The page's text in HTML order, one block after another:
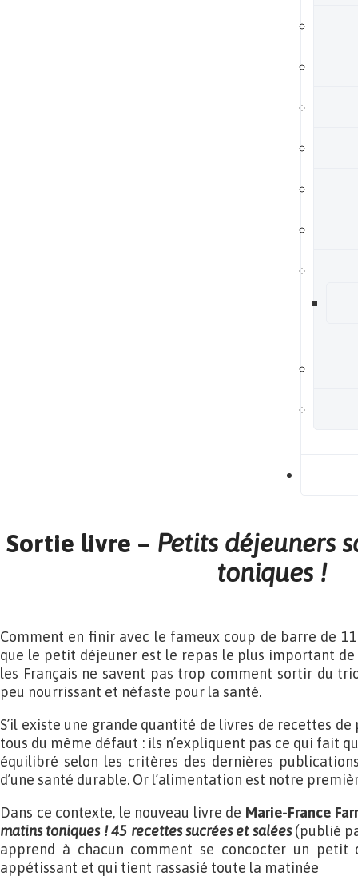
Sortie livre – Petits déjeuners
toniques !
Comment en finir avec le fameux coup de barre de
que le petit déjeuner est le repas le plus important
les Français ne savent pas trop comment sortir du
peu nourrissant et néfaste pour la santé.
S’il existe une grande quantité de livres de recettes
tous du même défaut : ils n’expliquent pas ce qui fait
équilibré selon les critères des dernières
d’une santé durable. Or l’alimentation est notre
Dans ce contexte, le nouveau livre de Marie-France
matins toniques ! 45 recettes sucrées et salées(publié
apprend à chacun comment se concocter un petit
appétissant et qui tient rassasié toute la matinée